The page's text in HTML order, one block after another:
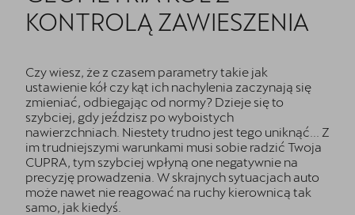
KONTROLĄ ZAWIESZENIA
Czy wiesz, że z czasem parametry takie jak
ustawienie kół czy kąt ich nachylenia zaczynają się
zmieniać, odbiegając od normy? Dzieje się to
szybciej, gdy jeździsz po wyboistych
nawierzchniach. Niestety trudno jest tego uniknąć... Z
im trudniejszymi warunkami musi sobie radzić Twoja
CUPRA, tym szybciej wpłyną one negatywnie na
precyzję prowadzenia. W skrajnych sytuacjach auto
może nawet nie reagować na ruchy kierownicą tak
samo, jak kiedyś.